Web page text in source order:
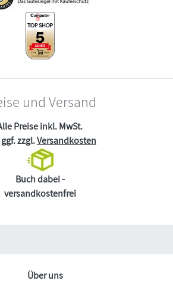
und Versand
Preise inkl. MwSt.
zzgl.Versandkosten
Buch dabei -
versandkostenfrei
Über uns